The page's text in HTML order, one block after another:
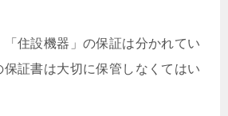
「住設機器」の保証は分かれてい
保証書は大切に保管しなくてはい